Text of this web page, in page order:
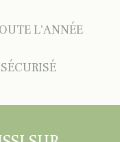
L'ANNÉE